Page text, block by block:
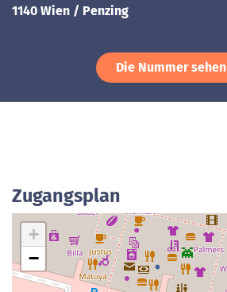
1140 Wien / Penzing
Die Nummer sehen
Zugangsplan
+
−